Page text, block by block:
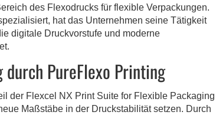
des Flexodrucks für flexible Verpackungen.
hat das Unternehmen seine Tätigkeit
digitale Druckvorstufe und moderne
durch PureFlexo Printing
der Flexcel NX Print Suite for Flexible Packaging
Maßstäbe in der Druckstabilität setzen. Durch